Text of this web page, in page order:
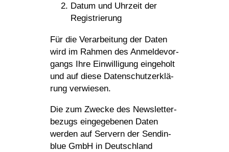
Datum und Uhrzeit der
Registrierung
Für die Verar­bei­tung der Daten
wird im Rahmen des Anmel­de­vor­
gangs Ihre Einwil­li­gung einge­holt
und auf diese Daten­schutz­er­klä­
rung verwiesen.
Die zum Zwecke des News­let­ter­
be­zugs einge­ge­benen Daten
werden auf Servern der Sendin­
blue GmbH in Deutsch­land